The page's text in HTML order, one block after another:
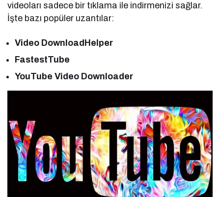
videoları sadece bir tıklama ile indirmenizi sağlar.
İşte bazı popüler uzantılar:
Video DownloadHelper
FastestTube
YouTube Video Downloader